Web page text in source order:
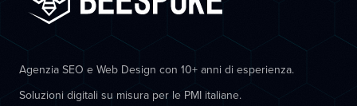
Agenzia SEO e Web Design con 10+ anni di esperienza.
Soluzioni digitali su misura per le PMI italiane.